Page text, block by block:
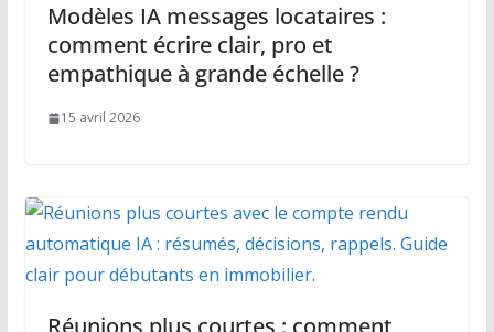
Modèles IA messages locataires :
comment écrire clair, pro et
empathique à grande échelle ?
15 avril 2026